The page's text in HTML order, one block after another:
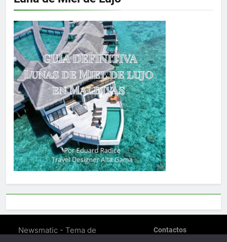
Newsmatic - Tema de
Contactos